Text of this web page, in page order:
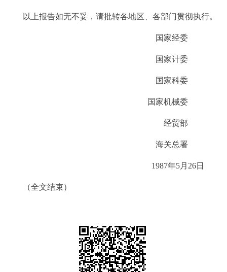
以上报告如无不妥，请批转各地区、各部门贯彻执行。
国家经委
国家计委
国家科委
国家机械委
经贸部
海关总署
1987年5月26日
（全文结束）